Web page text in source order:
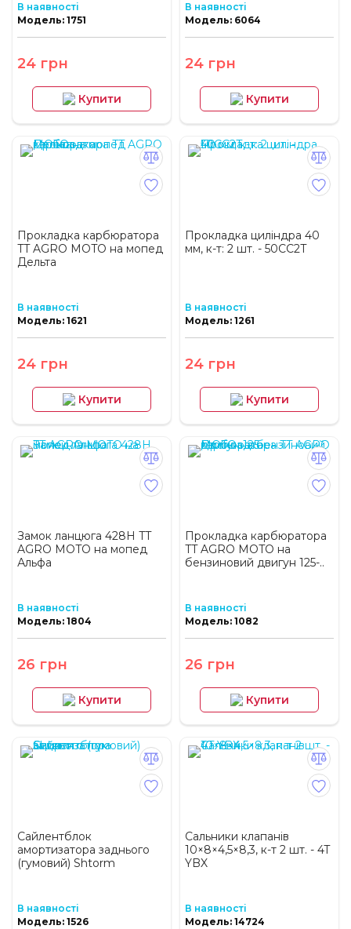
В наявності
Модель: 1751
24 грн
Купити
В наявності
Модель: 6064
24 грн
Купити
Прокладка карбюратора
TT AGRO MOTO на мопед
Дельта
В наявності
Модель: 1621
24 грн
Купити
Прокладка циліндра 40
мм, к-т: 2 шт. - 50CC2T
В наявності
Модель: 1261
24 грн
Купити
Замок ланцюга 428H TT
AGRO MOTO на мопед
Альфа
В наявності
Модель: 1804
26 грн
Купити
Прокладка карбюратора
TT AGRO MOTO на
бензиновий двигун 125-..
В наявності
Модель: 1082
26 грн
Купити
Сайлентблок
амортизатора заднього
(гумовий) Shtorm
В наявності
Модель: 1526
Сальники клапанів
10×8×4,5×8,3, к-т 2 шт. - 4T
YBX
В наявності
Модель: 14724